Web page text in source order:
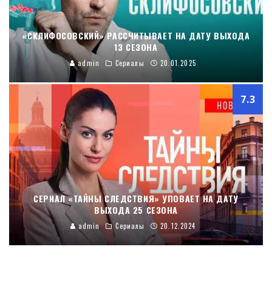
«СКЛИФОСОВСКИЙ» РАССЧИТЫВАЕТ НА ДАТУ ВЫХОДА
13 СЕЗОНА
admin Сериалы 20.01.2025
7.3
СЕРИАЛ «ТАЙНЫ СЛЕДСТВИЯ» УПОВАЕТ НА ДАТУ
ВЫХОДА 25 СЕЗОНА
admin Сериалы 20.12.2024